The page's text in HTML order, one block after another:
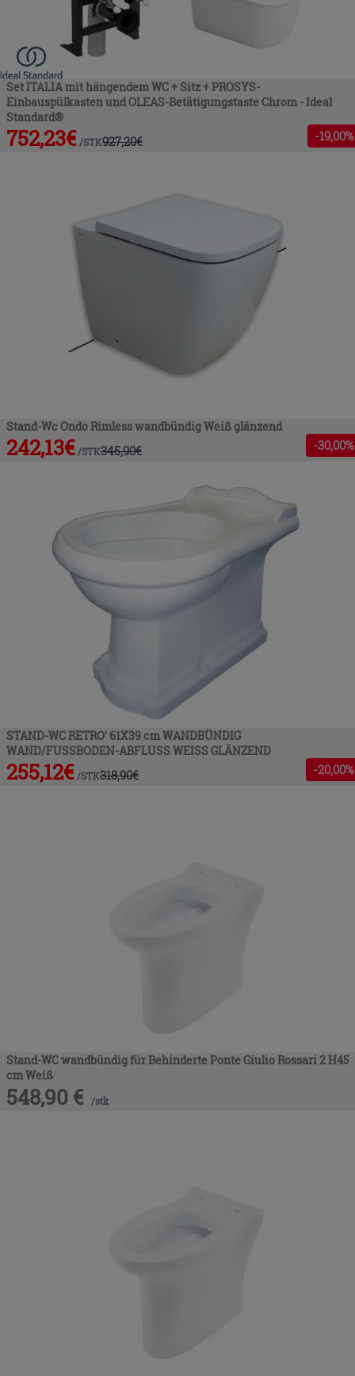
Set ITALIA mit hängendem WC + Sitz + PROSYS-
Einbauspülkasten und OLEAS-Betätigungstaste Chrom - Ideal
Standard®
752,23€ /STK927,20€ -19,00%
Stand-Wc Ondo Rimless wandbündig Weiß glänzend
242,13€ /STK345,90€ -30,00%
STAND-WC RETRO' 61X39 cm WANDBÜNDIG
WAND/FUSSBODEN-ABFLUSS WEISS GLÄNZEND
255,12€ /STK318,90€ -20,00%
Stand-WC wandbündig für Behinderte Ponte Giulio Rossari 2 H45
cm Weiß
548,90 € /stk